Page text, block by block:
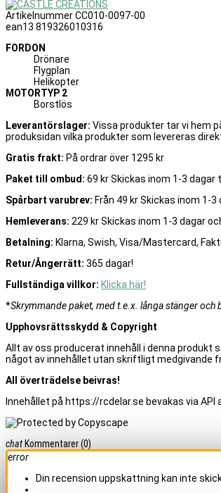
ArtikelnummerCC010-0097-00
ean13 819326010316
FORDON
Drönare
Flygplan
Helikopter
MOTORTYP 2
Borstlös
Leverantörslager: Vissa produkter tar vi hem
produksidan vilka produkter som levereras
Gratis frakt: På ordrar över 1295 kr
Paket till ombud: 69 kr Skickas inom 1-3
Spårbart varubrev: Från 49 kr Skickas inom 1-3
Hemleverans: 229 kr Skickas inom 1-3 dagar
Betalning: Klarna, Swish, Visa/Mastercard,
Retur/Ångerrätt: 365 dagar!
Fullständiga villkor: Klicka här!
*Skrymmande paket, med t.e.x. långa stänger
Upphovsrättsskydd & Copyright
Allt av oss producerat innehåll i denna
något av innehållet utan skriftligt medgivande
All överträdelse beivras!
Innehållet på https://rcdelar.se bevakas via
chat Kommentarer(0)
error
Din recension uppskattning kan inte